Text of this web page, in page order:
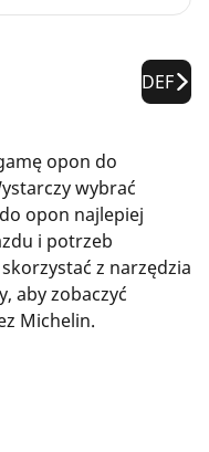
DEF
opon do
wybrać
opon najlepiej
i potrzeb
z narzędzia
aby zobaczyć
Michelin.